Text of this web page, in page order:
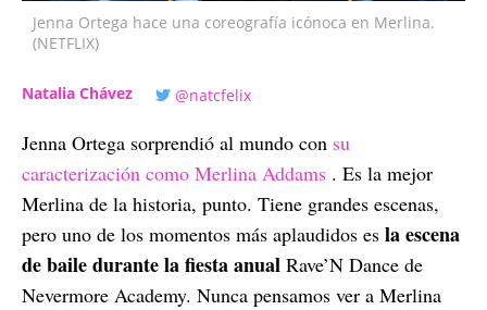
Jenna Ortega hace una coreografía icónoca en Merlina.
(NETFLIX)
Natalia Chávez @natcfelix
Jenna Ortega sorprendió al mundo con su
caracterización como Merlina Addams . Es la mejor
Merlina de la historia, punto. Tiene grandes escenas,
pero uno de los momentos más aplaudidos es la escena
de baile durante la fiesta anual Rave’N Dance de
Nevermore Academy. Nunca pensamos ver a Merlina